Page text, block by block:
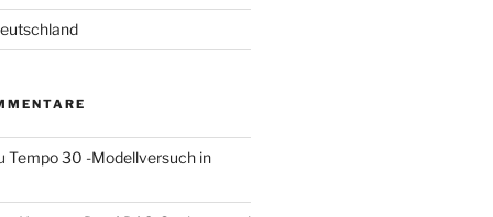
Tempo 30 -Modellversuch in